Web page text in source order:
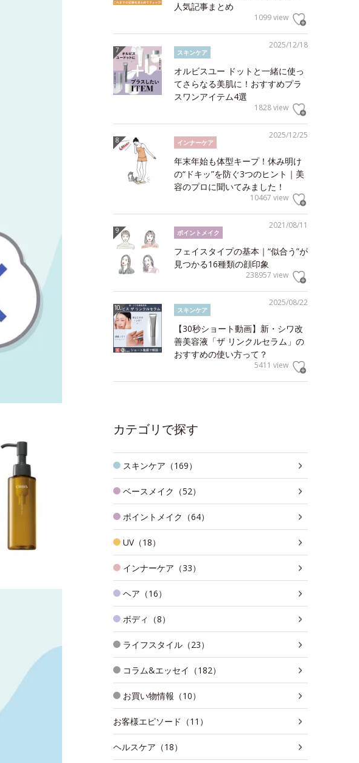
人気記事まとめ
1099 view
2025/12/18
スキンケア
オルビスユー ドットと一緒に使っ
てさらなる美肌に！おすすめプラ
スワンアイテム4選
1828 view
2025/12/25
インナーケア
年末年始も体型キープ！休み明け
の“ドキッ”を防ぐ3つのヒント｜美
容のプロに聞いてみました！
10467 view
2021/08/11
ポイントメイク
フェイスタイプの基本｜“似合う”が
見つかる16種類の顔印象
238957 view
2025/08/22
スキンケア
【30秒ショート動画】新・シワ改
善美容液「ザ リンクルセラム」の
おすすめの使い方って？
5411 view
カテゴリで探す
スキンケア（169）
ベースメイク（52）
ポイントメイク（64）
UV（18）
インナーケア（33）
ヘア（16）
ボディ（8）
ライフスタイル（23）
コラム&エッセイ（182）
お買い物情報（10）
お客様エピソード（11）
ヘルスケア（18）